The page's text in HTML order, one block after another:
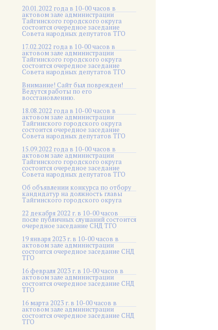
20.01.2022 года в 10-00 часов в
актовом зале администрации
Тайгинского городского округа
состоится очередное заседание
Совета народных депутатов ТГО
17.02.2022 года в 10-00 часов в
актовом зале администрации
Тайгинского городского округа
состоится очередное заседание
Совета народных депутатов ТГО
Внимание! Сайт был поврежден!
Ведутся работы по его
восстановлению.
18.08.2022 года в 10-00 часов в
актовом зале администрации
Тайгинского городского округа
состоится очередное заседание
Совета народных депутатов ТГО
15.09.2022 года в 10-00 часов в
актовом зале администрации
Тайгинского городского округа
состоится очередное заседание
Совета народных депутатов ТГО
Об объявлении конкурса по отбору
кандидатур на должность главы
Тайгинского городского округа
22 декабря 2022 г. в 10-00 часов
после публичных слушаний состоится
очередное заседание СНД ТГО
19 января 2023 г. в 10-00 часов в
актовом зале администрации
состоится очередное заседание СНД
ТГО
16 февраля 2023 г. в 10-00 часов в
актовом зале администрации
состоится очередное заседание СНД
ТГО
16 марта 2023 г. в 10-00 часов в
актовом зале администрации
состоится очередное заседание СНД
ТГО